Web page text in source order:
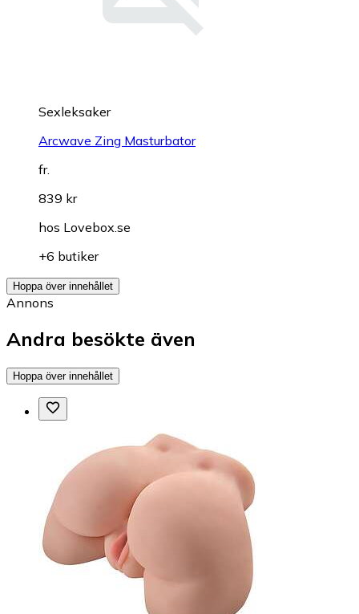
Sexleksaker
Arcwave Zing Masturbator
fr.
839 kr
hos Lovebox.se
+6 butiker
Hoppa över innehållet
Annons
Andra besökte även
Hoppa över innehållet